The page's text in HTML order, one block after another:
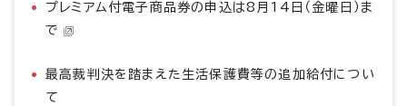
プレミアム付電子商品券の申込は8月14日（金曜日）ま
で
最高裁判決を踏まえた生活保護費等の追加給付につい
て